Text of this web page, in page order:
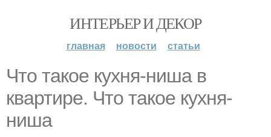
ИНТЕРЬЕР И ДЕКОР
главная новости статьи
Что такое кухня-ниша в
квартире. Что такое кухня-
ниша